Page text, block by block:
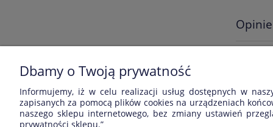
ZAKUPY POMOC
Dbamy o Twoją prywatność
Informujemy, iż w celu realizacji usług dostępnych w
zapisanych za pomocą plików cookies na urządzeniach
naszego sklepu internetowego, bez zmiany ustawień
prywatności sklepu.”